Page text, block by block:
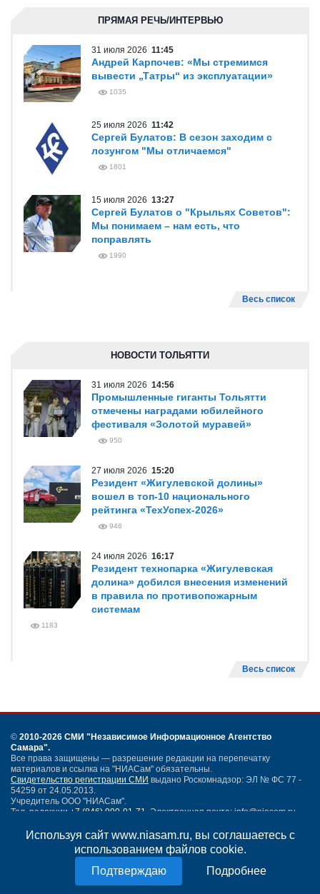
Используя сайт www.niasam.ru, вы соглашаетесь с
использованием файлов cookie.
Подробнее
ПРЯМАЯ РЕЧЬ/ИНТЕРВЬЮ
31 июля 2026 11:45
Андрей Карпочев: «Мы стремимся
вывести „Татры“ из эксплуатации»
1035
25 июля 2026 11:42
Сергей Булатов: В сезон заходим с
лозунгом "Мы отличаемся"
1801
15 июля 2026 13:27
Сергей Булатов о "Крыльях Советов":
Мы понимаем – нам есть, что
поправлять
1990
Весь список
НОВОСТИ ТОЛЬЯТТИ
31 июля 2026 14:56
Промышленные гиганты Тольятти
отмечены наградами юбилейного
фестиваля «Золотой муравей»
950
27 июля 2026 15:20
Резидент «Жигулевской долины»
вошел в топ-10 национального
рейтинга «ТехУспех-2026»
946
24 июля 2026 16:17
Резидент технопарка «Жигулевская
долина» добился внесения изменений
в правила по противопожарным
системам
1183
Весь список
© 2010-2026 СМИ "Независимое Информационное Агентство
Самара".
Все права защищены — разрешение редакции на перепечатку
материалов и ссылка на "НИАСам" обязательны.
Свидетельство регистрации СМИ выдано Роскомнадзор: ЭЛ № ФС 77 -
54259 от 24.05.2013.
Учредитель ООО "НИАСам".
Тел. редакции +7 (846) 990-91-71. Электронная почта: info@niasam.ru
Написать письмо
Политика конфиденциальности